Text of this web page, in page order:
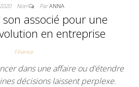
Non ParANNA
associé pour une
en entreprise
Finance
dans une affaire ou d’étendre
décisions laissent perplexe.